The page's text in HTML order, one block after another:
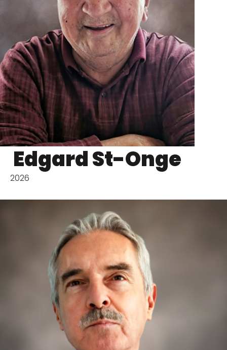
Edgard St-Onge
2026